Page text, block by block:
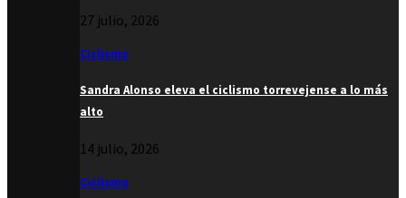
27 julio, 2026
Ciclismo
Sandra Alonso eleva el ciclismo torrevejense a lo más
alto
14 julio, 2026
Ciclismo